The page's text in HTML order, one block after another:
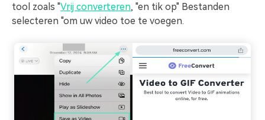
tool zoals "Vrij converteren, "en tik op" Bestanden
selecteren "om uw video toe te voegen.